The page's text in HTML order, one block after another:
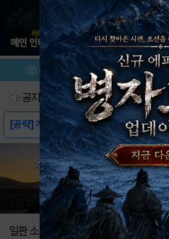
메뉴 이벤트/미션
공지사항
[공략] 개편 요일 던전 드랍표 (7.10)
[정보] 마술예장 (마스터스킬) 목록 (08...
[설명] 헝그리앱 모든 공략 모음집
데스티니 오더 소환 안내
[알림]공식 굿즈 거래관련 운영 안내.
일판 소식